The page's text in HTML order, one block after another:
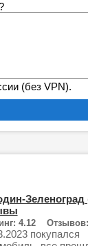
(без VPN).
4.12
покупался